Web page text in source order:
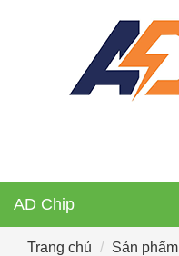
AD Chip
Trang chủ Sản phẩm